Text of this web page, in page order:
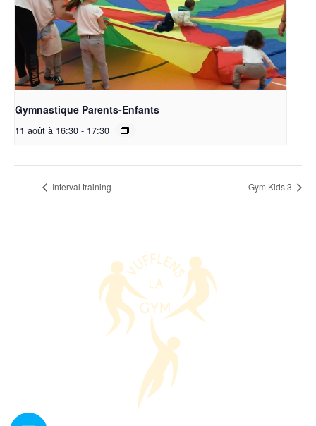
Gymnastique Parents-Enfants
11 août à 16:30 - 17:30
Interval training Gym Kids 3